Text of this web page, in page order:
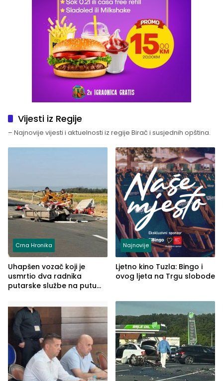
Vijesti iz Regije
– Najnovije vijesti i aktuelnosti iz regije Birač i susjednih opština.
Crna Hronika
Uhapšen vozač koji je
usmrtio dva radnika
putarske službe na putu
(FOTO)
Najnovije
Ljetno kino Tuzla: Bingo i
ovog ljeta na Trgu slobode